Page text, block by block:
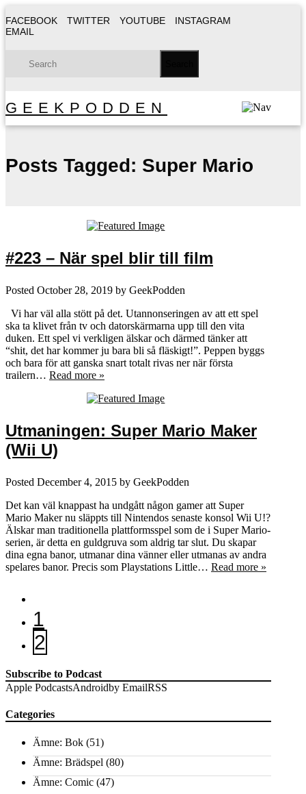
FACEBOOK TWITTER YOUTUBE
INSTAGRAM
EMAIL
GEEKPODDEN
Posts Tagged: Super Mario
#223 – När spel blir till film
Posted October 28, 2019 by GeekPodden
Vi har väl alla stött på det. Utannonseringen av att ett spel
ska ta klivet från tv och datorskärmarna upp till den vita
duken. Ett spel vi verkligen älskar och därmed tänker att
“shit, det har kommer ju bara bli så fläskigt!”. Peppen byggs
och bara för att ganska snart totalt rivas ner när första
trailern… Read more »
Utmaningen: Super Mario Maker
(Wii U)
Posted December 4, 2015 by GeekPodden
Det kan väl knappast ha undgått någon gamer att Super
Mario Maker nu släppts till Nintendos senaste konsol Wii U!?
Älskar man traditionella plattformsspel som de i Super Mario-
serien, är detta en guldgruva som aldrig tar slut. Du skapar
dina egna banor, utmanar dina vänner eller utmanas av andra
spelares banor. Precis som Playstations Little… Read more »
1
2
Subscribe to Podcast
Apple PodcastsAndroidby EmailRSS
Categories
Ämne: Bok (51)
Ämne: Brädspel (80)
Ämne: Comic (47)